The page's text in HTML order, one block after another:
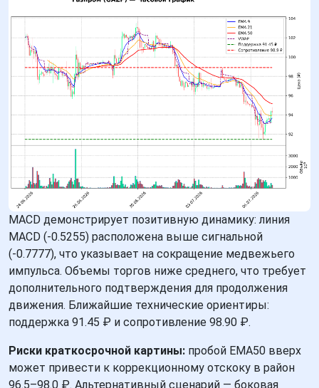
MACD демонстрирует позитивную динамику: линия
MACD (-0.5255) расположена выше сигнальной
(-0.7777), что указывает на сокращение медвежьего
импульса. Объемы торгов ниже среднего, что требует
дополнительного подтверждения для продолжения
движения. Ближайшие технические ориентиры:
поддержка 91.45 ₽ и сопротивление 98.90 ₽.
Риски краткосрочной картины: пробой EMA50 вверх
может привести к коррекционному отскоку в район
96.5–98.0 ₽. Альтернативный сценарий — боковая